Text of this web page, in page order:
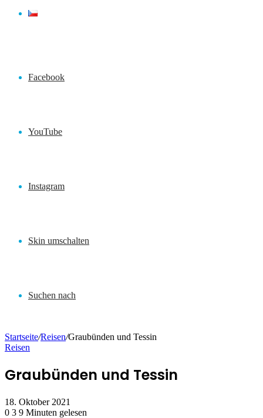
Facebook
YouTube
Instagram
Skin umschalten
Suchen nach
Startseite/Reisen/Graubünden und Tessin
Reisen
Graubünden und Tessin
18. Oktober 2021
0 3 9 Minuten gelesen